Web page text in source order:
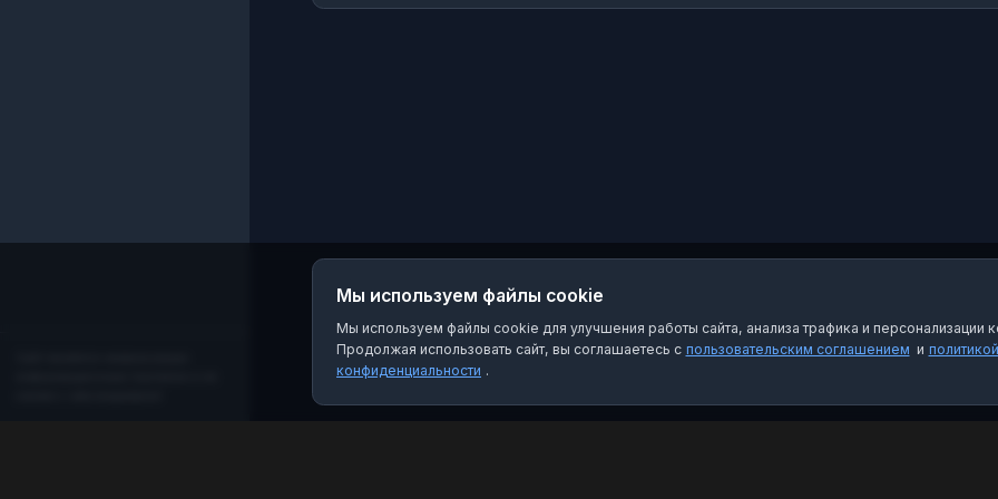
Мы используем файлы cookie
Мы используем файлы cookie для улучшения работы сайта, анализа трафика и персонализации
Продолжая использовать сайт, вы соглашаетесь с пользовательским соглашением и политикой
конфиденциальности .